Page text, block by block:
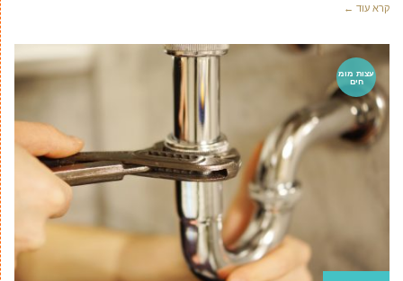
קרא עוד ←
עצות מומ
חים